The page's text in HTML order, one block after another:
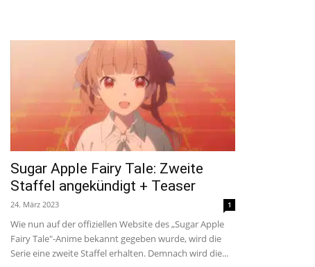
Sugar Apple Fairy Tale: Zweite
Staffel angekündigt + Teaser
24. März 2023 1
Wie nun auf der offiziellen Website des „Sugar Apple
Fairy Tale"-Anime bekannt gegeben wurde, wird die
Serie eine zweite Staffel erhalten. Demnach wird die...